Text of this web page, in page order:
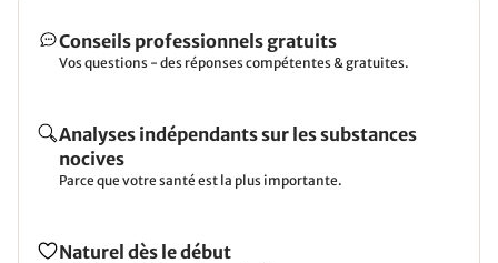
Conseils professionnels gratuits
Vos questions - des réponses compétentes & gratuites.
Analyses indépendants sur les substances
nocives
Parce que votre santé est la plus importante.
Naturel dès le début